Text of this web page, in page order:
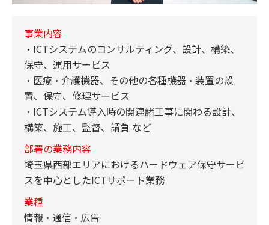
事業内容
・ICTシステムのコンサルティング、設計、構築、
保守、運用サービス
・医療・介護機器、その他の各種機器・装置の設
置、保守、修理サービス
・ICTシステム導入時の関連諸工事に関わる設計、
構築、施工、監督、請負 など
部署の業務内容
埼玉県西部エリアにおけるハードウェア保守サービ
スを中心としたICTサポート業務
業種
情報・通信・広告